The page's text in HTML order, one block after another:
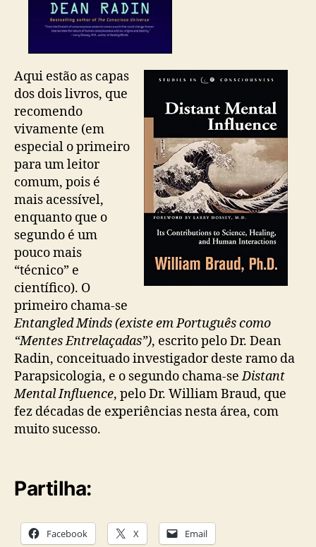
Aqui estão as capas
dos dois livros, que
recomendo
vivamente (em
especial o primeiro
para um leitor
comum, pois é
mais acessível,
enquanto que o
segundo é um
pouco mais
“técnico” e
científico). O
primeiro chama-se
Entangled Minds (existe em Português como
“Mentes Entrelaçadas”), escrito pelo Dr. Dean
Radin, conceituado investigador deste ramo da
Parapsicologia, e o segundo chama-seDistant
Mental Influence, pelo Dr. William Braud, que
fez décadas de experiências nesta área, com
muito sucesso.
Partilha:
Facebook X Email